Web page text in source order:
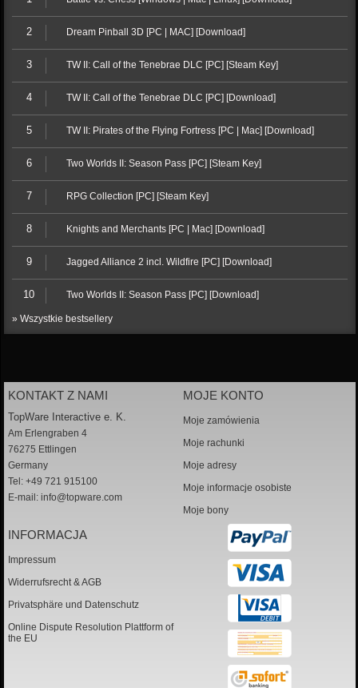
2 Dream Pinball 3D [PC | MAC] [Download]
3 TW II: Call of the Tenebrae DLC [PC] [Steam Key]
4 TW II: Call of the Tenebrae DLC [PC] [Download]
5 TW II: Pirates of the Flying Fortress [PC | Mac] [Download]
6 Two Worlds II: Season Pass [PC] [Steam Key]
7 RPG Collection [PC] [Steam Key]
8 Knights and Merchants [PC | Mac] [Download]
9 Jagged Alliance 2 incl. Wildfire [PC] [Download]
10 Two Worlds II: Season Pass [PC] [Download]
» Wszystkie bestsellery
KONTAKT Z NAMI
TopWare Interactive e. K.
Am Erlengraben 4
76275 Ettlingen
Germany
Tel: +49 721 915100
E-mail: info@topware.com
MOJE KONTO
Moje zamówienia
Moje rachunki
Moje adresy
Moje informacje osobiste
Moje bony
INFORMACJA
Impressum
Widerrufsrecht & AGB
Privatsphäre und Datenschutz
Online Dispute Resolution Plattform of
the EU